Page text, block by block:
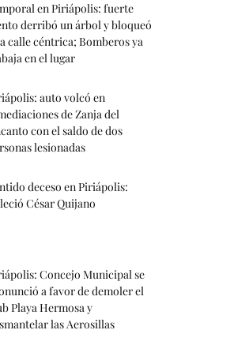
en Piriápolis: fuerte
derribó un árbol y bloqueó
calle céntrica; Bomberos ya
en el lugar
auto volcó en
de Zanja del
con el saldo de dos
lesionadas
deceso en Piriápolis:
César Quijano
Concejo Municipal se
a favor de demoler el
Playa Hermosa y
las Aerosillas